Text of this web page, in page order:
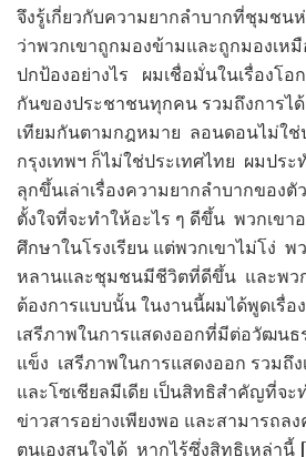
จึงรู้เกี่ยวกับความยากลำบากที่ชุมชน
ว่าพวกเขาถูกมองข้ามและถูกมองเห
ปกป้องอย่างไร ผมเชื่อมั่นในเรื่องโอก
กันของประชาชนทุกคน รวมถึงการไ
เทียมกันตามกฎหมาย ลอนดอนไม่ใช่
กรุงเทพฯ ก็ไม่ใช่ประเทศไทย ผมประ
ลุกขึ้นเล่าเรื่องความยากลำบากของตั
ตั้งใจที่จะทำให้อะไร ๆ ดีขึ้น พวกเขา
ศึกษาในโรงเรียน แต่พวกเขาไม่โง่ พ
หลานและชุมชนมีชีวิตที่ดีขึ้น และพว
ต้องการแบบนั้น ในงานนี้ผมได้พูดเรื่
เสรีภาพในการแสดงออกที่มีต่อวัฒนธ
แข็ง เสรีภาพในการแสดงออก รวมถึ
และโซเชียลมีเดีย เป็นสิทธิสำคัญที่จ
ข่าวสารอย่างเพียงพอ และสามารถล
ตนเองสนใจได้ หากไร้ซึ่งสิทธิเหล่านี้